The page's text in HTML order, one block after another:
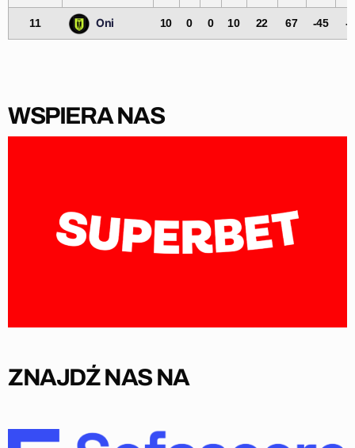
11 Oni 10 0 0 10 22 67 -45 -2
WSPIERA NAS
ZNAJDŹ NAS NA